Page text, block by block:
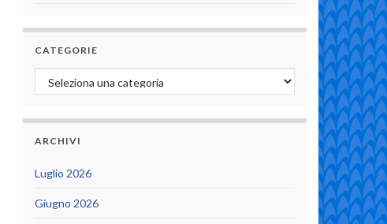
CATEGORIE
Categorie
ARCHIVI
Luglio 2026
Giugno 2026